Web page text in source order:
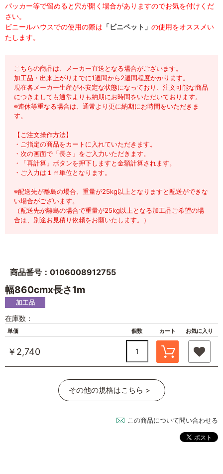
パッカー等で留めると穴が開く場合がありますのでお気を付けくだ
さい。
ビニールハウスでの使用の際は 「ビニペット」 の使用をオススメい
たします。
こちらの商品は、メーカー直送となる場合がございます。
加工品・出来上がりまでに1週間から2週間程度かかります。
現在各メーカー生産が不安定な状態になっており、注文可能な商品
につきましても通常よりも納期にお時間をいただいております。
※連休等重なる場合は、通常より更に納期にお時間をいただきま
す。
【ご注文操作方法】
・ご指定の商品をカートに入れていただきます。
・次の画面で「長さ」をご入力いただきます。
・「再計算」ボタンを押下しますと金額計算されます。
・ご入力は１ｍ単位となります。
※配送先が離島の場合、重量が25kg以上となりますと配送ができな
い場合がございます。
（配送先が離島の場合で重量が25kg以上となる加工品ご希望の場
合は、別途お見積り依頼をお願いたします。）
商品番号：0106008912755
幅860cmx長さ1m
在庫数：
単価 個数 カート お気に入り
￥2,740
その他の規格はこちら >
この商品について問い合わせる